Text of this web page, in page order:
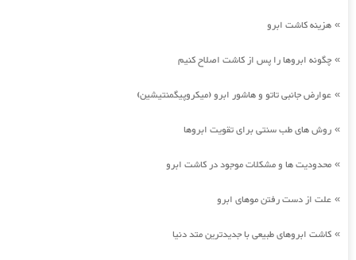
» هزینه کاشت ابرو
» چگونه ابروها را پس از کاشت اصلاح کنیم
» عوارض جانبی تاتو و هاشور ابرو (میکروپیگمنتیشین)
» روش های طب سنتی برای تقویت ابروها
» محدودیت ها و مشکلات موجود در کاشت ابرو
» علت از دست رفتن موهای ابرو
» کاشت ابروهای طبیعی با جدیدترین متد دنیا